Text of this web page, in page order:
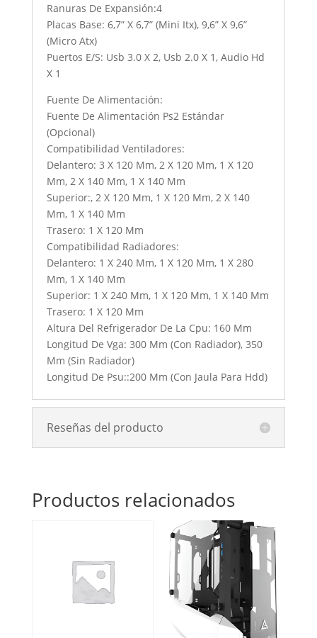
Ranuras De Expansión:4
Placas Base: 6,7” X 6,7” (Mini Itx), 9,6” X 9,6”
(Micro Atx)
Puertos E/S: Usb 3.0 X 2, Usb 2.0 X 1, Audio Hd
X 1
Fuente De Alimentación:
Fuente De Alimentación Ps2 Estándar
(Opcional)
Compatibilidad Ventiladores:
Delantero: 3 X 120 Mm, 2 X 120 Mm, 1 X 120
Mm, 2 X 140 Mm, 1 X 140 Mm
Superior:, 2 X 120 Mm, 1 X 120 Mm, 2 X 140
Mm, 1 X 140 Mm
Trasero: 1 X 120 Mm
Compatibilidad Radiadores:
Delantero: 1 X 240 Mm, 1 X 120 Mm, 1 X 280
Mm, 1 X 140 Mm
Superior: 1 X 240 Mm, 1 X 120 Mm, 1 X 140 Mm
Trasero: 1 X 120 Mm
Altura Del Refrigerador De La Cpu: 160 Mm
Longitud De Vga: 300 Mm (Con Radiador), 350
Mm (Sin Radiador)
Longitud De Psu::200 Mm (Con Jaula Para Hdd)
Reseñas del producto
Productos relacionados